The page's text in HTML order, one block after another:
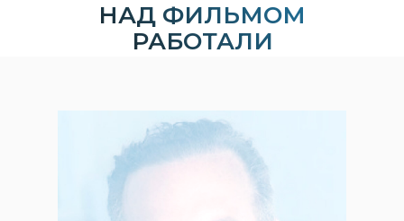
НАД ФИЛЬМОМ
РАБОТАЛИ